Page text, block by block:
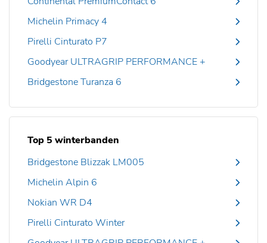
Michelin Primacy 4
Pirelli Cinturato P7
Goodyear ULTRAGRIP PERFORMANCE +
Bridgestone Turanza 6
Top 5 winterbanden
Bridgestone Blizzak LM005
Michelin Alpin 6
Nokian WR D4
Pirelli Cinturato Winter